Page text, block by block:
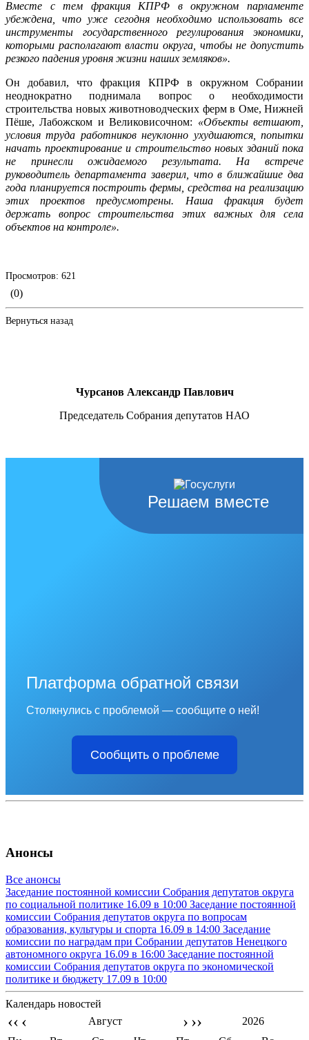
Вместе с тем фракция КПРФ в окружном парламенте
убеждена, что уже сегодня необходимо использовать все
инструменты государственного регулирования экономики,
которыми располагают власти округа, чтобы не допустить
резкого падения уровня жизни наших земляков».
Он добавил, что фракция КПРФ в окружном Собрании
неоднократно поднимала вопрос о необходимости
строительства новых животноводческих ферм в Оме, Нижней
Пёше, Лабожском и Великовисочном: «Объекты ветшают,
условия труда работников неуклонно ухудшаются, попытки
начать проектирование и строительство новых зданий пока
не принесли ожидаемого результата. На встрече
руководитель департамента заверил, что в ближайшие два
года планируется построить фермы, средства на реализацию
этих проектов предусмотрены. Наша фракция будет
держать вопрос строительства этих важных для села
объектов на контроле».
Просмотров: 621
(0)
Вернуться назад
Чурсанов Александр Павлович
Председатель Собрания депутатов НАО
Решаем вместе
Платформа обратной связи
Столкнулись с проблемой — сообщите о ней!
Сообщить о проблеме
Анонсы
Все анонсы
Заседание постоянной комиссии Собрания депутатов округа
по социальной политике 16.09 в 10:00 Заседание постоянной
комиссии Собрания депутатов округа по вопросам
образования, культуры и спорта 16.09 в 14:00 Заседание
комиссии по наградам при Собрании депутатов Ненецкого
автономного округа 16.09 в 16:00 Заседание постоянной
комиссии Собрания депутатов округа по экономической
политике и бюджету 17.09 в 10:00
Календарь новостей
‹‹ ‹ Август › ››
2026